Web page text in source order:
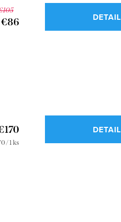
€86 DETAIL
/ 1 ks
DETAIL